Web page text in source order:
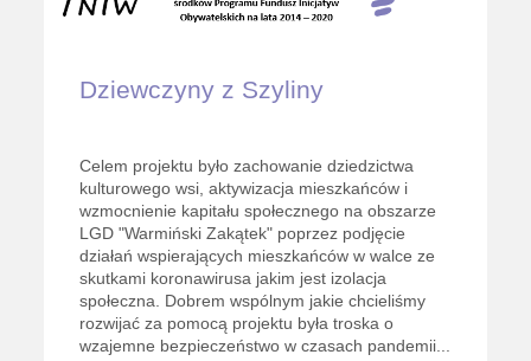
Dziewczyny z Szyliny
Celem projektu było zachowanie dziedzictwa
kulturowego wsi, aktywizacja mieszkańców i
wzmocnienie kapitału społecznego na obszarze
LGD "Warmiński Zakątek" poprzez podjęcie
działań wspierających mieszkańców w walce ze
skutkami koronawirusa jakim jest izolacja
społeczna. Dobrem wspólnym jakie chcieliśmy
rozwijać za pomocą projektu była troska o
wzajemne bezpieczeństwo w czasach pandemii...